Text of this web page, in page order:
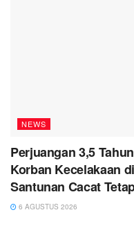
NEWS
Perjuangan 3,5
Korban Kecelakaan
Santunan Cacat
6 AGUSTUS 2026